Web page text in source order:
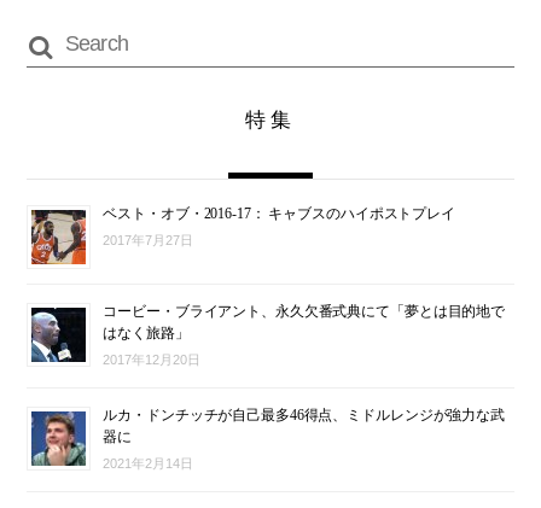
特集
ベスト・オブ・2016-17： キャブスのハイポストプレイ
2017年7月27日
コービー・ブライアント、永久欠番式典にて「夢とは目的地で
はなく旅路」
2017年12月20日
ルカ・ドンチッチが自己最多46得点、ミドルレンジが強力な武
器に
2021年2月14日